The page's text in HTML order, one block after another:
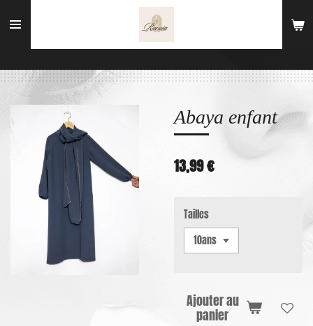
au
Abaya enfant
13,99 €
Tailles
Ajouter au
panier